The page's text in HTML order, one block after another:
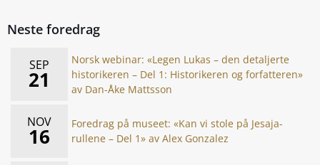
Neste foredrag
SEP
21
Norsk webinar: «Legen Lukas – den detaljerte
historikeren – Del 1: Historikeren og forfatteren»
av Dan-Åke Mattsson
NOV
16
Foredrag på museet: «Kan vi stole på Jesaja-
rullene – Del 1» av Alex Gonzalez